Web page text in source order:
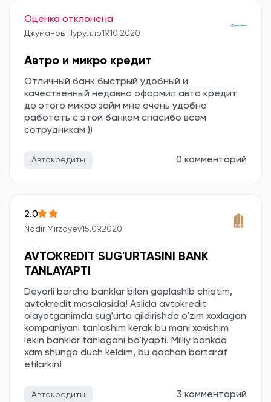
Оценка отклонена
Джуманов Нурулло19.10.2020
Автро и микро кредит
Отличный банк быстрый удобный и
качественный недавно оформил авто кредит
до этого микро займ мне очень удобно
работать с этой банком спасибо всем
сотрудникам ))
Автокредиты 0 комментарий
2.0
Nodir Mirzayev15.09.2020
AVTOKREDIT SUG'URTASINI BANK
TANLAYAPTI
Deyarli barcha banklar bilan gaplashib chiqtim,
avtokredit masalasida! Aslida avtokredit
olayotganimda sug'urta qildirishda o'zim xoxlagan
kompaniyani tanlashim kerak bu mani xoxishim
lekin banklar tanlagani bo'lyapti. Milliy bankda
xam shunga duch keldim, bu qachon bartaraf
etilarkin!
Автокредиты 3 комментарий